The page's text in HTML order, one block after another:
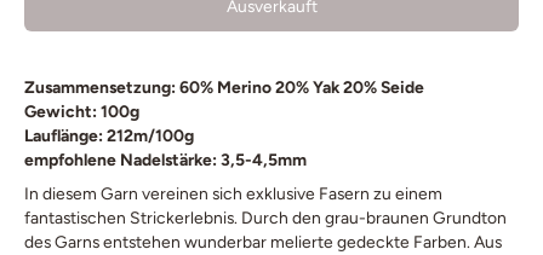
Ausverkauft
Zusammensetzung: 60% Merino 20% Yak 20% Seide
Gewicht: 100g
Lauflänge: 212m/100g
empfohlene Nadelstärke: 3,5-4,5mm
In diesem Garn vereinen sich exklusive Fasern zu einem
fantastischen Strickerlebnis. Durch den grau-braunen Grundton
des Garns entstehen wunderbar melierte gedeckte Farben. Aus